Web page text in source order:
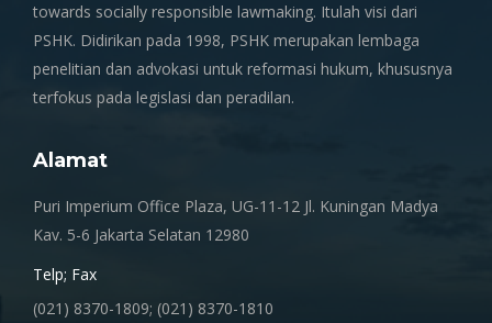
towards socially responsible lawmaking. Itulah visi dari
PSHK. Didirikan pada 1998, PSHK merupakan lembaga
penelitian dan advokasi untuk reformasi hukum, khususnya
terfokus pada legislasi dan peradilan.
Alamat
Puri Imperium Office Plaza, UG-11-12 Jl. Kuningan Madya
Kav. 5-6 Jakarta Selatan 12980
Telp; Fax
(021) 8370-1809; (021) 8370-1810